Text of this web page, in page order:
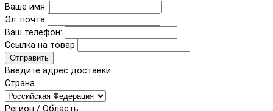
Ваше имя:
Эл. почта
Ваш телефон:
Ссылка на товар
Отправить
Введите адрес доставки
Страна
Регион / Область